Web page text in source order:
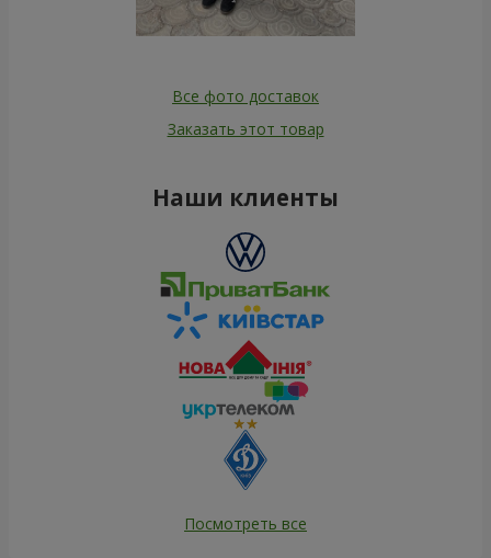
Все фото доставок
Заказать этот товар
Наши клиенты
Посмотреть все